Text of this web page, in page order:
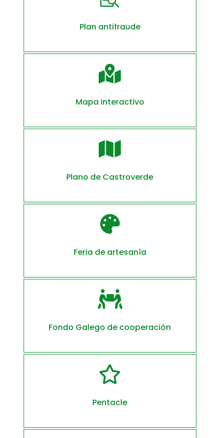
Plan antifraude

Mapa interactivo

Plano de Castroverde

Feria de artesanía

Fondo Galego de cooperación

Pentacle